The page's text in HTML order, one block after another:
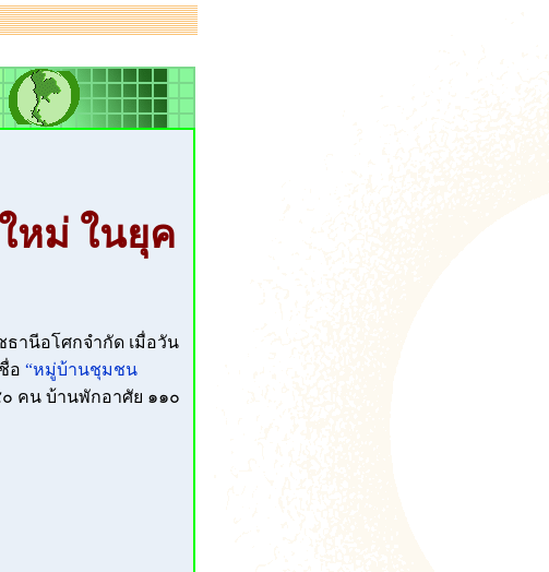
หม่ ในยุค
านีอโศกจำกัด เมื่อวัน
อ “หมู่บ้านชุมชน
คน บ้านพักอาศัย ๑๑๐